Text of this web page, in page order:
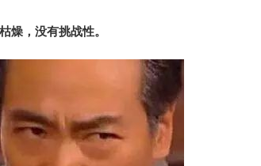
燥，没有挑战性。